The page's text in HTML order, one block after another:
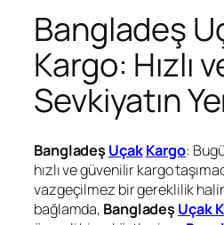
Bangladeş
Kargo: Hızlı
Sevkiyatın
Bangladeş UçakKargo:
hızlı ve güvenilir kargo
vazgeçilmez bir gereklilik
bağlamda, Bangladeş Uçak